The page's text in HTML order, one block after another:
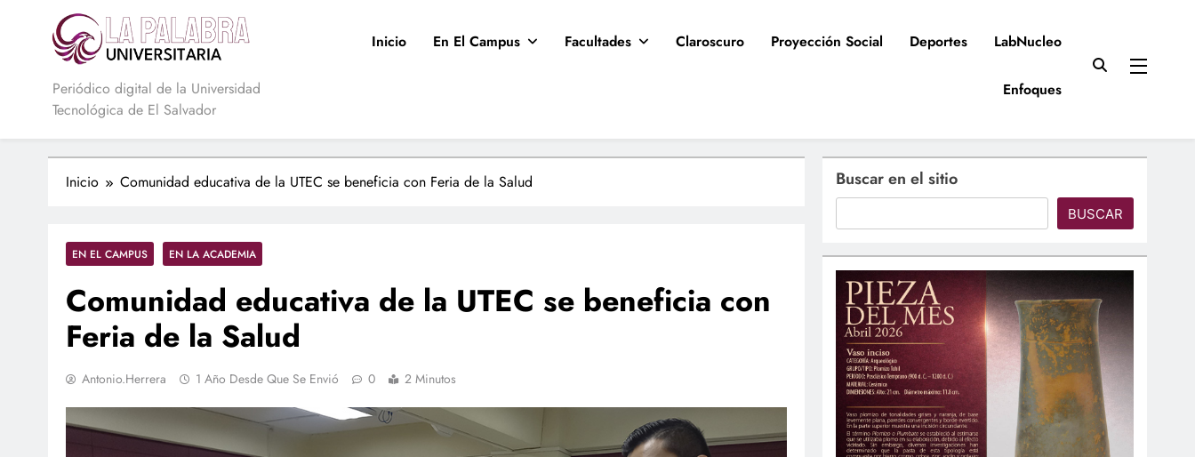
La Palabra Universitaria
Periódico digital de la Universidad
Tecnológica de El Salvador
Inicio En El Campus Facultades Claroscuro Proyección Social Deportes LabNucleo
Enfoques
Inicio Comunidad educativa de la UTEC se beneficia con Feria de la Salud
EN EL CAMPUS EN LA ACADEMIA
Comunidad educativa de la UTEC se beneficia con
Feria de la Salud
Antonio.herrera 1 Año Desde Que Se Envió 0 2 Minutos
Buscar en el sitio
BUSCAR